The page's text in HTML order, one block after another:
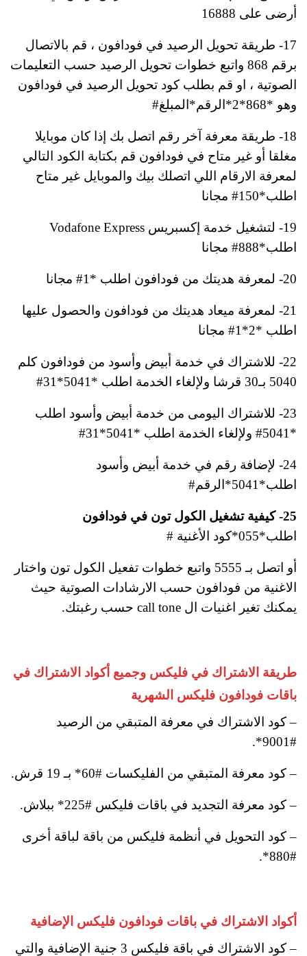
أرضى على 16888
17- طريقة تحويل الرصيد في فودافون ، قم بالاتصال
برقم 868 واتبع خطوات تحويل الرصيد حسب التعليمات
الصوتية ، او قم بطلب كود تحويل الرصيد في فودافون
وهو *868*2*الرقم*المبلغ#
18- طريقة معرفة آخر رقم اتصل بك إذا كان موبايلا
مغلقا أو غير متاح في فودافون قم بكتابة الكود التالي
لمعرفة الارقام اللي اتصلك بيك والموبايل غير متاح
اطلب*150# مجانا
19- لتشغيل خدمة إكسبريس Vodafone Express
اطلب*888# مجانا
20- لمعرفة هديتك من فودافون اطلب *1# مجانا
21- لمعرفة ميعاد هديتك من فودافون والحصول عليها
اطلب *2*1# مجانا
22- للاشتراك في خدمة أبيض وأسود من فودافون كلم
5040 بـ30 قرشا ولإلغاء الخدمة اطلب *5041*31#
23- للاشتراك اليومى من خدمة أبيض وأسود اطلب
*5041# ولإلغاء الخدمة اطلب *5041*31#
24- لإضافة رقم في خدمة أبيض وأسود
اطلب*5041*الرقم#
25- كيفية تشغيل الكول تون في فودافون
اطلب*055*كود الأغنية #
أو اتصل بـ 5555 واتبع خطوات تفعيل الكول تون واختار
الاغنية من فودافون حسب الارشادات الصوتية حيث
يمكنك تغير اغنيات ال call tone حسب رغبتك.
طريقة الاشتراك في فليكس وجميع أكواد الاشتراك في
باقات فودافون فليكس الشهرية
– كود الاشتراك في معرفة المتبقي من الرصيد
#9001*.
– كود معرفة المتبقي من الفليكسات #60* بـ 19 قرش.
– كود معرفة التجديد في باقات فليكس #225* ببلاش.
– كود التحويل في أنظمة فليكس من باقة لباقة أخرى
#880*.
أكواد الاشتراك في باقات فودافون فليكس الإضافية
– كود الاشتراك في باقة فليكس 3 جنية الإضافية والتي